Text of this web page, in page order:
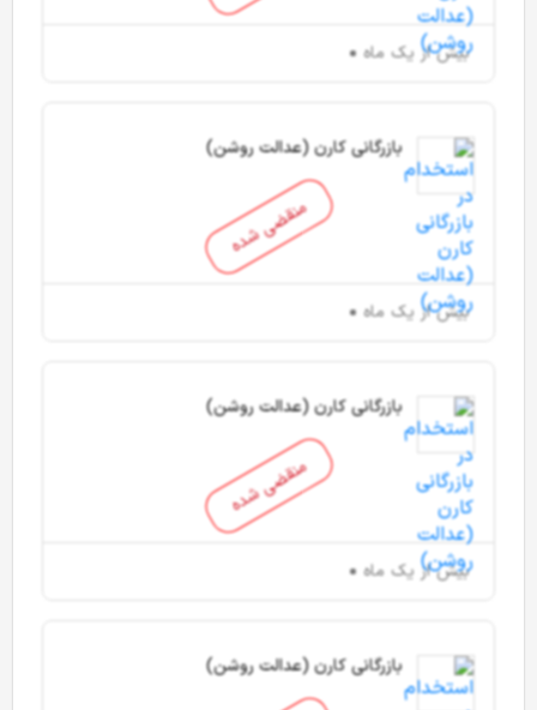
بیش از یک ماه
منقضی شده
بازرگانی کارن (عدالت روشن)
بیش از یک ماه
منقضی شده
بازرگانی کارن (عدالت روشن)
بیش از یک ماه
بازرگانی کارن (عدالت روشن)